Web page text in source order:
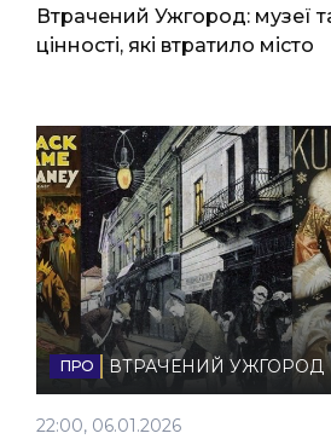
НОВИНИ
ФОТО
ВІДЕО
Втрачений Ужгород: музеї
цінності, які втратило місто
ВТРАЧЕНИЙ УЖГОРОД
22:00, 06.01.2026